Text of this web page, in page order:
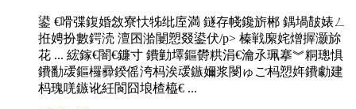
鍙 €嗗弽鍑婚敜寮忕牬纰庢満 鐩存帴鑱旂郴 鍝堝皵婊ㄥ
拰娉扮數鍔涜 澶囨湁闄愬叕鍙伏/p> 榛戦緳姹熷搱灏旀
花 ... 綋鎵€闇€鐮寸 鐨勭墿鏂欎粠涓€瀹氶珮搴︾粡璁惧
鐨勫叆鏂欏彛鍨傜洿杩涘叆鏃嬭浆閿ゅご杩愬姩鐨勮建
杩瑰唴鏃讹紝閬囧埌楂橀€ ...